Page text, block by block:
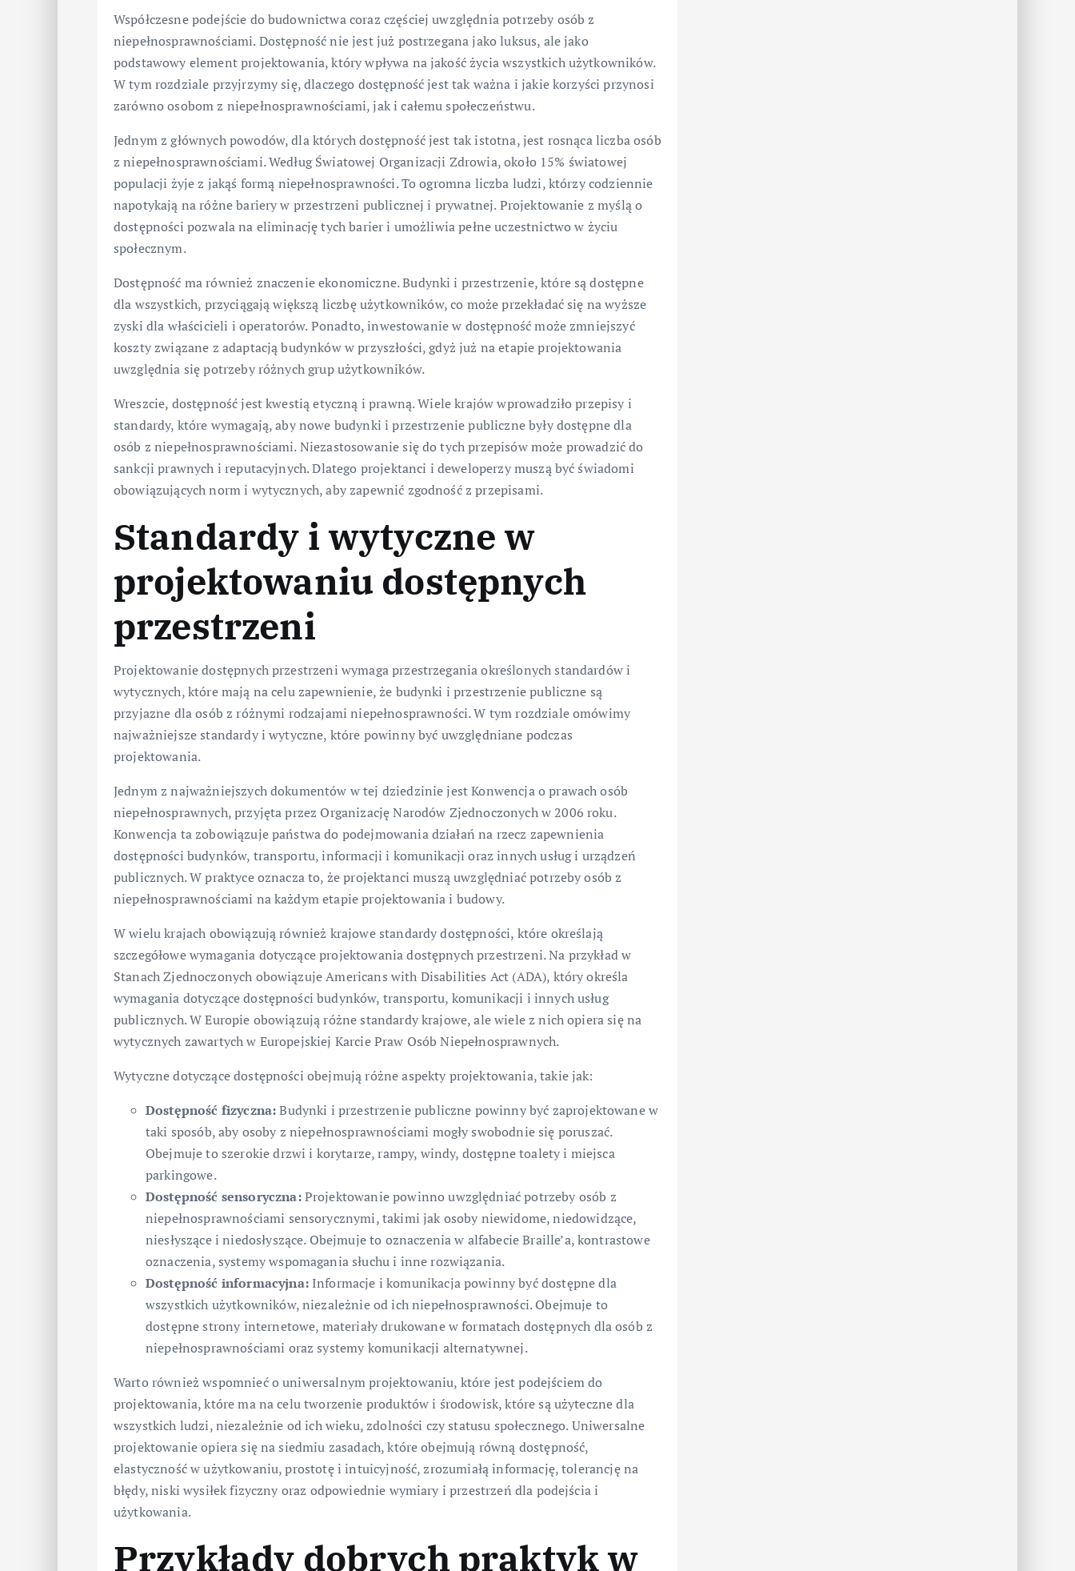
Współczesne podejście do budownictwa coraz częściej uwzględnia potrzeby osób z
niepełnosprawnościami. Dostępność nie jest już postrzegana jako luksus, ale jako
podstawowy element projektowania, który wpływa na jakość życia wszystkich użytkowników.
W tym rozdziale przyjrzymy się, dlaczego dostępność jest tak ważna i jakie korzyści przynosi
zarówno osobom z niepełnosprawnościami, jak i całemu społeczeństwu.
Jednym z głównych powodów, dla których dostępność jest tak istotna, jest rosnąca liczba osób
z niepełnosprawnościami. Według Światowej Organizacji Zdrowia, około 15% światowej
populacji żyje z jakąś formą niepełnosprawności. To ogromna liczba ludzi, którzy codziennie
napotykają na różne bariery w przestrzeni publicznej i prywatnej. Projektowanie z myślą o
dostępności pozwala na eliminację tych barier i umożliwia pełne uczestnictwo w życiu
społecznym.
Dostępność ma również znaczenie ekonomiczne. Budynki i przestrzenie, które są dostępne
dla wszystkich, przyciągają większą liczbę użytkowników, co może przekładać się na wyższe
zyski dla właścicieli i operatorów. Ponadto, inwestowanie w dostępność może zmniejszyć
koszty związane z adaptacją budynków w przyszłości, gdyż już na etapie projektowania
uwzględnia się potrzeby różnych grup użytkowników.
Wreszcie, dostępność jest kwestią etyczną i prawną. Wiele krajów wprowadziło przepisy i
standardy, które wymagają, aby nowe budynki i przestrzenie publiczne były dostępne dla
osób z niepełnosprawnościami. Niezastosowanie się do tych przepisów może prowadzić do
sankcji prawnych i reputacyjnych. Dlatego projektanci i deweloperzy muszą być świadomi
obowiązujących norm i wytycznych, aby zapewnić zgodność z przepisami.
Standardy i wytyczne w
projektowaniu dostępnych
przestrzeni
Projektowanie dostępnych przestrzeni wymaga przestrzegania określonych standardów i
wytycznych, które mają na celu zapewnienie, że budynki i przestrzenie publiczne są
przyjazne dla osób z różnymi rodzajami niepełnosprawności. W tym rozdziale omówimy
najważniejsze standardy i wytyczne, które powinny być uwzględniane podczas
projektowania.
Jednym z najważniejszych dokumentów w tej dziedzinie jest Konwencja o prawach osób
niepełnosprawnych, przyjęta przez Organizację Narodów Zjednoczonych w 2006 roku.
Konwencja ta zobowiązuje państwa do podejmowania działań na rzecz zapewnienia
dostępności budynków, transportu, informacji i komunikacji oraz innych usług i urządzeń
publicznych. W praktyce oznacza to, że projektanci muszą uwzględniać potrzeby osób z
niepełnosprawnościami na każdym etapie projektowania i budowy.
W wielu krajach obowiązują również krajowe standardy dostępności, które określają
szczegółowe wymagania dotyczące projektowania dostępnych przestrzeni. Na przykład w
Stanach Zjednoczonych obowiązuje Americans with Disabilities Act (ADA), który określa
wymagania dotyczące dostępności budynków, transportu, komunikacji i innych usług
publicznych. W Europie obowiązują różne standardy krajowe, ale wiele z nich opiera się na
wytycznych zawartych w Europejskiej Karcie Praw Osób Niepełnosprawnych.
Wytyczne dotyczące dostępności obejmują różne aspekty projektowania, takie jak:
Dostępność fizyczna:Budynki i przestrzenie publiczne powinny być zaprojektowane w
taki sposób, aby osoby z niepełnosprawnościami mogły swobodnie się poruszać.
Obejmuje to szerokie drzwi i korytarze, rampy, windy, dostępne toalety i miejsca
parkingowe.
Dostępność sensoryczna:Projektowanie powinno uwzględniać potrzeby osób z
niepełnosprawnościami sensorycznymi, takimi jak osoby niewidome, niedowidzące,
niesłyszące i niedosłyszące. Obejmuje to oznaczenia w alfabecie Braille’a, kontrastowe
oznaczenia, systemy wspomagania słuchu i inne rozwiązania.
Dostępność informacyjna:Informacje i komunikacja powinny być dostępne dla
wszystkich użytkowników, niezależnie od ich niepełnosprawności. Obejmuje to
dostępne strony internetowe, materiały drukowane w formatach dostępnych dla osób z
niepełnosprawnościami oraz systemy komunikacji alternatywnej.
Warto również wspomnieć o uniwersalnym projektowaniu, które jest podejściem do
projektowania, które ma na celu tworzenie produktów i środowisk, które są użyteczne dla
wszystkich ludzi, niezależnie od ich wieku, zdolności czy statusu społecznego. Uniwersalne
projektowanie opiera się na siedmiu zasadach, które obejmują równą dostępność,
elastyczność w użytkowaniu, prostotę i intuicyjność, zrozumiałą informację, tolerancję na
błędy, niski wysiłek fizyczny oraz odpowiednie wymiary i przestrzeń dla podejścia i
użytkowania.
Przykłady dobrych praktyk w